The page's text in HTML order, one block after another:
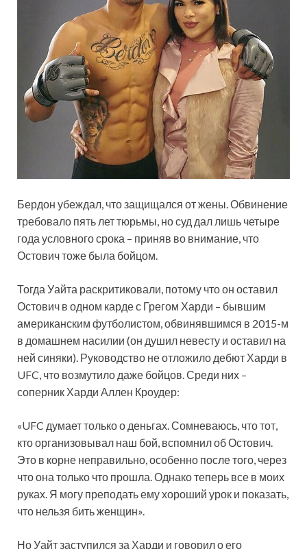
Бердон убеждал, что защищался от жены. Обвинение
требовало пять лет тюрьмы, но суд дал лишь четыре
года условного срока – приняв во внимание, что
Остович тоже была бойцом.
Тогда Уайта раскритиковали, потому что он оставил
Остович в одном карде с Грегом Харди – бывшим
американским футболистом, обвинявшимся в 2015-м
в домашнем насилии (он душил невесту и оставил на
ней синяки). Руководство не отложило дебют Харди в
UFC, что возмутило даже бойцов. Среди них –
соперник Харди Аллен Кроудер:
«UFC думает только о деньгах. Сомневаюсь, что тот,
кто организовывал наш бой, вспомнил об Остович.
Это в корне неправильно, особенно после того, через
что она только что прошла. Однако теперь все в моих
руках. Я могу преподать ему хороший урок и показать,
что нельзя бить женщин».
Но Уайт заступился за Харди и говорил о его